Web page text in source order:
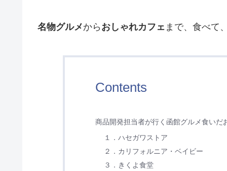
名物グルメから おしゃれカフェ まで、食べて
Contents
商品開発担当者が行く函館グルメ食いだ
１．ハセガワストア
２．カリフォルニア・ベイビー
３．きくよ食堂